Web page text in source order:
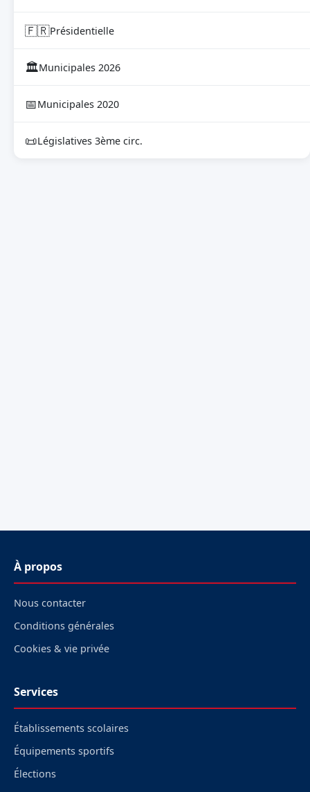
🇫🇷Présidentielle
🏛Municipales 2026
📅Municipales 2020
📜Législatives 3ème circ.
À propos
Nous contacter
Conditions générales
Cookies & vie privée
Services
Établissements scolaires
Équipements sportifs
Élections